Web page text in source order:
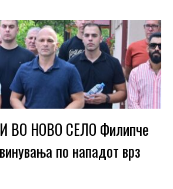
ВО НОВО СЕЛО Филипче
по нападот врз